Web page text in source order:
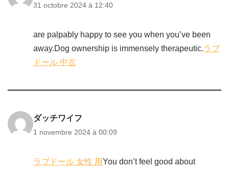
31 octobre 2024 à 12:40
are palpably happy to see you when you’ve been
away.Dog ownership is immensely therapeutic.ラブ
ドール 中古
ダッチワイフ
1 novembre 2024 à 00:09
ラブドール 女性 用You don’t feel good about